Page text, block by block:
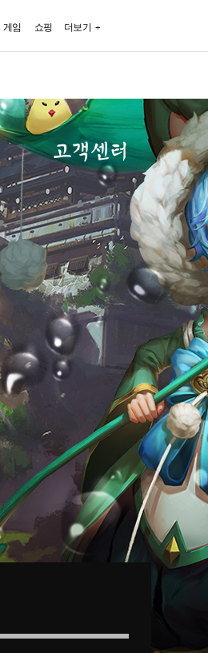
게임 쇼핑 더보기
고객센터
FAQ
1:1문의
답변확인